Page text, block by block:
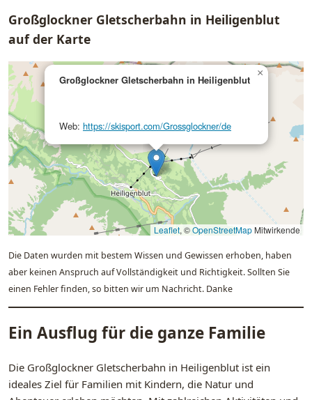
Großglockner Gletscherbahn in Heiligenblut
auf der Karte
Großglockner Gletscherbahn in Heiligenblut
Web: https://skisport.com/Grossglockner/de
×
Leaflet, ©OpenStreetMap Mitwirkende
Die Daten wurden mit bestem Wissen und Gewissen erhoben, haben
aber keinen Anspruch auf Vollständigkeit und Richtigkeit. Sollten Sie
einen Fehler finden, so bitten wir um Nachricht. Danke
Ein Ausflug für die ganze Familie
Die Großglockner Gletscherbahn in Heiligenblut ist ein
ideales Ziel für Familien mit Kindern, die Natur und